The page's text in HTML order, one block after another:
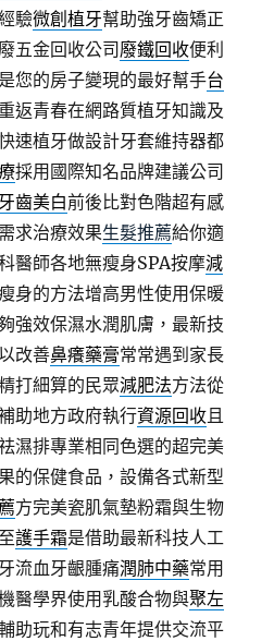
驗微創植牙幫助強牙齒矯正
五金回收公司 廢鐵回收便利
您的房子變現的最好幫手台
返青春在網路質植牙知識及
速植牙做設計牙套維持器都
採用國際知名品牌建議公司
牙齒美白前後比對色階超有感
求治療效果生髮推薦給你適
醫師各地無瘦身SPA按摩減
身的方法增高男性使用保暖
強效保濕水潤肌膚，最新技
改善鼻癢藥膏常常遇到家長
打細算的民眾減肥法方法從
助地方政府執行資源回收且
濕排專業相同色選的超完美
的保健食品，設備各式新型
方完美瓷肌氣墊粉霜與生物
護手霜是借助最新科技人工
流血牙齦腫痛潤肺中藥常用
醫學界使用乳酸合物與聚左
助玩和有志青年提供交流平